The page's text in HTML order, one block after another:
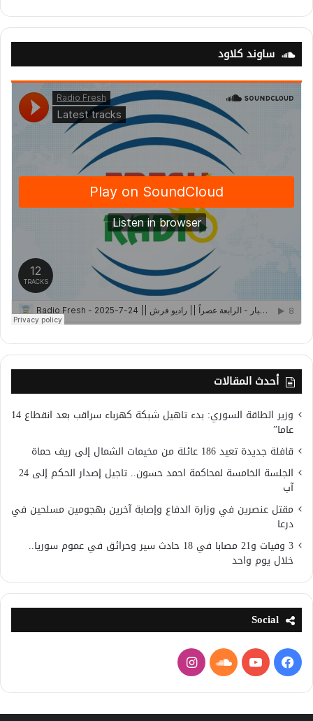
ساوند كلاود
أحدث المقالات
وزير الطاقة السوري: بدء تاهيل شبكة كهرباء سراقب بعد انقطاع 14
عاما”
قافلة جديدة تعيد 186 عائلة من مخيمات الشمال إلى ريف حماة
الجلسة الخامسة لمحاكمة احمد حسون.. تاجيل إصدار الحكم إلى 24
آب
مقتل عنصرين في وزارة الدفاع وإصابة آخرين بهجومين مسلحين في
درعا
3 وفيات و21 مصابا في 18 حادث سير وحرائق في عموم سوريا..
خلال يوم واحد
Social
فيسبوكيوتيوبساوند
كلاود
انستقرام